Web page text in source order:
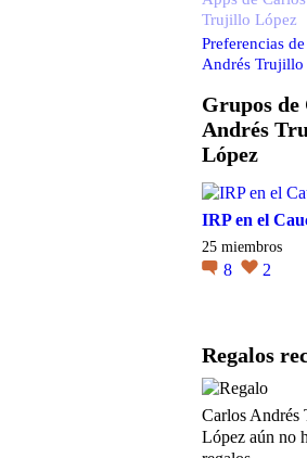
Trujillo López
Preferencias
Andrés
Grupos de
Andrés
López
IRP en el
25 miembros
8 2
Regalos
Carlos Andrés
López aún no